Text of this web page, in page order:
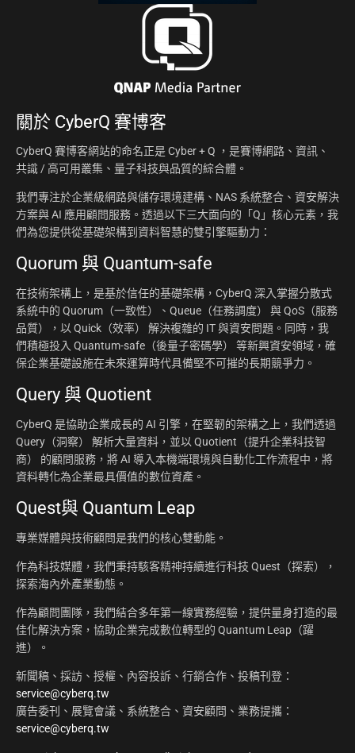
關於 CyberQ 賽博客
CyberQ 賽博客網站的命名正是 Cyber + Q ，是賽博網路、資訊、
共識 / 高可用叢集、量子科技與品質的綜合體。
我們專注於企業級網路與儲存環境建構、NAS 系統整合、資安解決
方案與 AI 應用顧問服務。透過以下三大面向的「Q」核心元素，我
們為您提供從基礎架構到資料智慧的雙引擎驅動力：
Quorum 與 Quantum-safe
在技術架構上，是基於信任的基礎架構，CyberQ 深入掌握分散式
系統中的 Quorum（一致性）、Queue（任務調度） 與 QoS（服務
品質），以 Quick（效率） 解決複雜的 IT 與資安問題。同時，我
們積極投入 Quantum-safe（後量子密碼學） 等新興資安領域，確
保企業基礎設施在未來運算時代具備堅不可摧的長期競爭力。
Query 與 Quotient
CyberQ 是協助企業成長的 AI 引擎，在堅韌的架構之上，我們透過
Query（洞察） 解析大量資料，並以 Quotient（提升企業科技智
商） 的顧問服務，將 AI 導入本機端環境與自動化工作流程中，將
資料轉化為企業最具價值的數位資產。
Quest與 Quantum Leap
專業媒體與技術顧問是我們的核心雙動能。
作為科技媒體，我們秉持駭客精神持續進行科技 Quest（探索），
探索海內外產業動態。
作為顧問團隊，我們結合多年第一線實務經驗，提供量身打造的最
佳化解決方案，協助企業完成數位轉型的 Quantum Leap（躍
進）。
新聞稿、採訪、授權、內容投訴、行銷合作、投稿刊登：
service@cyberq.tw
廣告委刊、展覽會議、系統整合、資安顧問、業務提攜：
service@cyberq.tw